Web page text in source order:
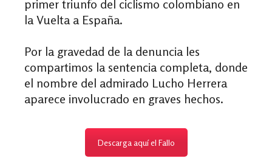
primer triunfo del ciclismo colombiano en
la Vuelta a España.
Por la gravedad de la denuncia les
compartimos la sentencia completa, donde
el nombre del admirado Lucho Herrera
aparece involucrado en graves hechos.
Descarga aquí el Fallo